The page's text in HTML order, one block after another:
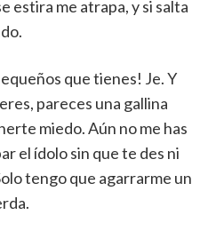
estira me atrapa, y si salta
que tienes! Je. Y
pareces una gallina
miedo. Aún no me has
el ídolo sin que te des ni
tengo que agarrarme un